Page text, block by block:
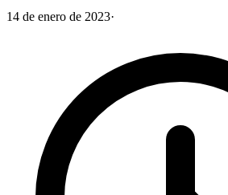
14 de enero de 2023·